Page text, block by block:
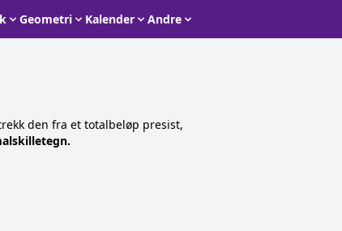
Geometri Kalender Andre
den fra et totalbeløp presist,